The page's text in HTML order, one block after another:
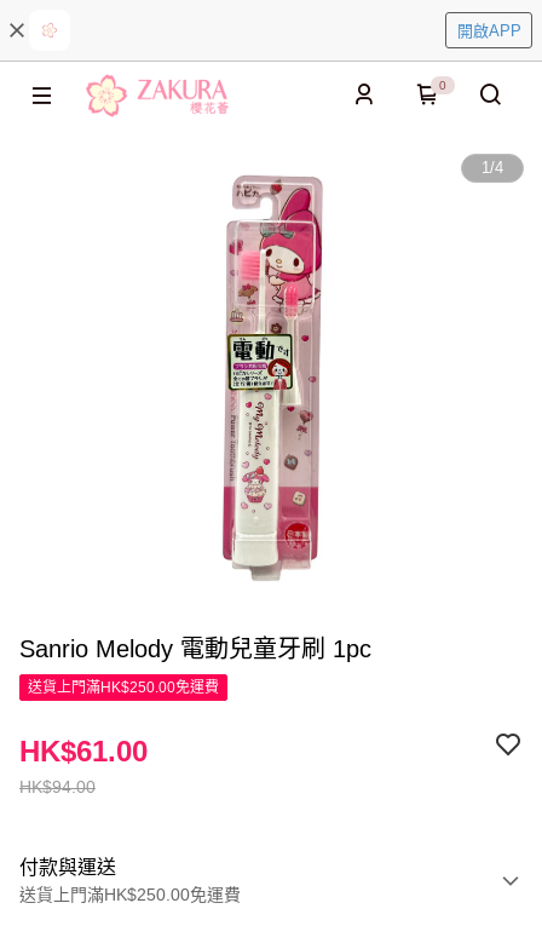
開啟APP
0
1/4
Sanrio Melody 電動兒童牙刷 1pc
送貨上門滿HK$250.00免運費
HK$94.00
HK$61.00
付款與運送
送貨上門滿HK$250.00免運費